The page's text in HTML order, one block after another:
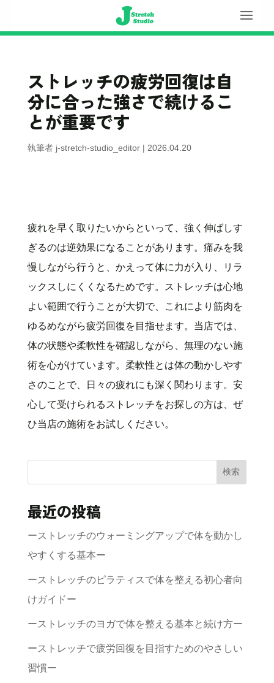
ストレッチの疲労回復は自
分に合った強さで続けるこ
とが重要です
執筆者 j-stretch-studio_editor| 2026.04.20
疲れを早く取りたいからといって、強く伸ばしす
ぎるのは逆効果になることがあります。痛みを我
慢しながら行うと、かえって体に力が入り、リラ
ックスしにくくなるためです。ストレッチは心地
よい範囲で行うことが大切で、これにより筋肉を
ゆるめながら疲労回復を目指せます。当店では、
体の状態や柔軟性を確認しながら、無理のない施
術を心がけています。柔軟性とは体の動かしやす
さのことで、日々の疲れにも深く関わります。安
心して受けられるストレッチをお探しの方は、ぜ
ひ当店の施術をお試しください。
検索
最近の投稿
ーストレッチのウォーミングアップで体を動かし
やすくする基本ー
ーストレッチのピラティスで体を整える初心者向
けガイドー
ーストレッチのヨガで体を整える基本と続け方ー
ーストレッチで疲労回復を目指すためのやさしい
習慣ー